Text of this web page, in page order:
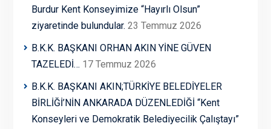
Burdur Kent Konseyimize “Hayırlı Olsun”
ziyaretinde bulundular. 23 Temmuz 2026
B.K.K. BAŞKANI ORHAN AKIN YİNE GÜVEN
TAZELEDİ… 17 Temmuz 2026
B.K.K. BAŞKANI AKIN;TÜRKİYE BELEDİYELER
BİRLİĞİ’NİN ANKARADA DÜZENLEDİĞİ “Kent
Konseyleri ve Demokratik Belediyecilik Çalıştayı”